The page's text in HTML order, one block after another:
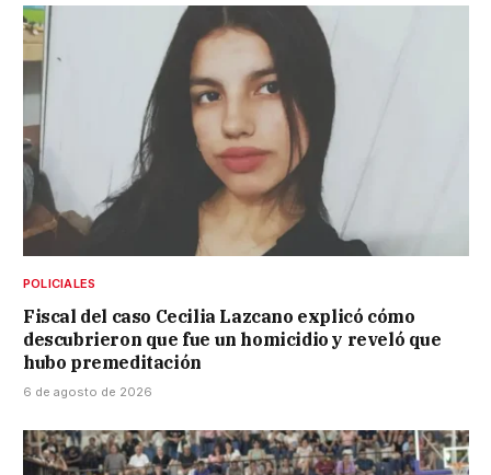
POLICIALES
Fiscal del caso Cecilia Lazcano explicó cómo
descubrieron que fue un homicidio y reveló que
hubo premeditación
6 de agosto de 2026